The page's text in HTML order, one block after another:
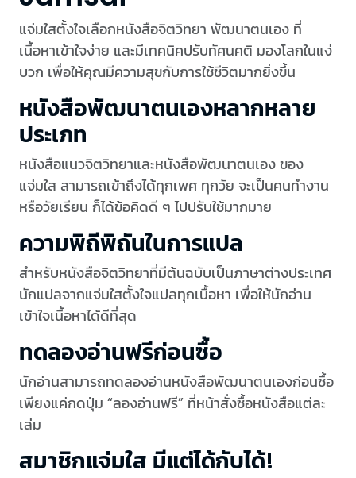
แจ่มใสตั้งใจเลือกหนังสือจิตวิทยา พัฒนาตนเอง ที่
เนื้อหาเข้าใจง่าย และมีเทคนิคปรับทัศนคติ มองโลกในแง่
บวก เพื่อให้คุณมีความสุขกับการใช้ชีวิตมากยิ่งขึ้น
หนังสือพัฒนาตนเองหลากหลาย
ประเภท
หนังสือแนวจิตวิทยาและหนังสือพัฒนาตนเอง ของ
แจ่มใส สามารถเข้าถึงได้ทุกเพศ ทุกวัย จะเป็นคนทำงาน
หรือวัยเรียน ก็ได้ข้อคิดดี ๆ ไปปรับใช้มากมาย
ความพิถีพิถันในการแปล
สำหรับหนังสือจิตวิทยาที่มีต้นฉบับเป็นภาษาต่างประเทศ
นักแปลจากแจ่มใสตั้งใจแปลทุกเนื้อหา เพื่อให้นักอ่าน
เข้าใจเนื้อหาได้ดีที่สุด
ทดลองอ่านฟรีก่อนซื้อ
นักอ่านสามารถทดลองอ่านหนังสือพัฒนาตนเองก่อนซื้อ
เพียงแค่กดปุ่ม “ลองอ่านฟรี” ที่หน้าสั่งซื้อหนังสือแต่ละ
เล่ม
สมาชิกแจ่มใส มีแต่ได้กับได้!